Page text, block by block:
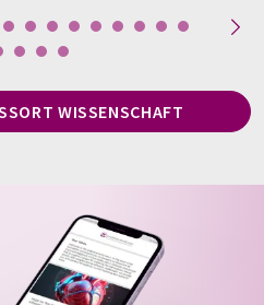
WISSENSCHAFT